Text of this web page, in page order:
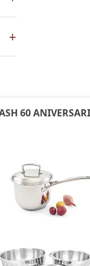
+
60